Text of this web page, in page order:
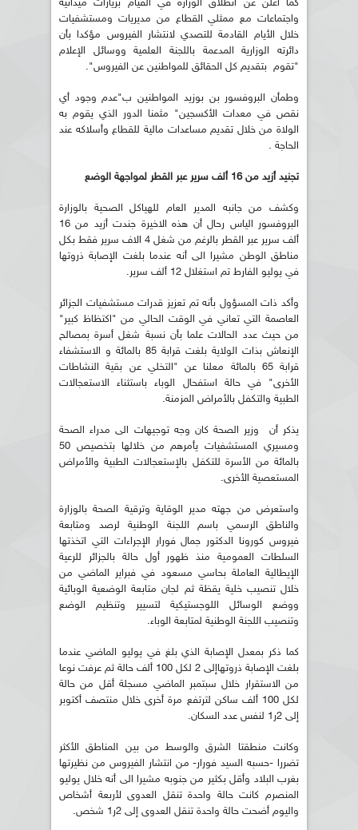
كما أعلن عن انطلاق الوزارة في القيام بزيارات ميدانية
واجتماعات مع ممثلي القطاع من مديريات ومستشفيات
خلال الأيام القادمة للتصدي لانتشار الفيروس مؤكدا بأن
دائرته الوزارية المدعمة باللجنة العلمية ووسائل الإعلام
"تقوم بتقديم كل الحقائق للمواطنين عن الفيروس".
وطمأن البروفسور بن بوزيد المواطنين ب"عدم وجود أي
نقص في معدات الأكسجين" مثمنا الدور الذي يقوم به
الولاة من خلال تقديم مساعدات مالية للقطاع وأسلاكه عند
الحاجة .
تجنيد أزيد من 16 ألف سرير عبر القطر لمواجهة الوضع
وكشف من جانبه المدير العام للهياكل الصحية بالوزارة
البروفسور الياس رحال أن هذه الاخيرة جندت أزيد من 16
ألف سرير عبر القطر بالرغم من شغل 4 الاف سرير فقط بكل
مناطق الوطن مشيرا الى أنه عندما بلغت الإصابة ذروتها
في يوليو الفارط تم استغلال 12 ألف سرير.
وأكد ذات المسؤول بأنه تم تعزيز قدرات مستشفيات الجزائر
العاصمة التي تعاني في الوقت الحالي من "اكتظاظ كبير"
من حيث عدد الحالات علما بأن نسبة شغل أسرة بمصالح
الإنعاش بذات الولاية بلغت قرابة 85 بالمائة و الاستشفاء
قرابة 65 بالمائة معلنا عن "التخلي عن بقية النشاطات
الأخرى" في حالة استفحال الوباء باستثناء الاستعجالات
الطبية والتكفل بالأمراض المزمنة.
يذكر أن وزير الصحة كان وجه توجيهات الى مدراء الصحة
ومسيري المستشفيات يأمرهم من خلالها بتخصيص 50
بالمائة من الأسرة للتكفل بالإستعجالات الطبية والأمراض
المستعصية الأخرى.
واستعرض من جهته مدير الوقاية وترقية الصحة بالوزارة
والناطق الرسمي باسم اللجنة الوطنية لرصد ومتابعة
فيروس كورونا الدكتور جمال فورار الإجراءات التي اتخذتها
السلطات العمومية منذ ظهور أول حالة بالجزائر للرعية
الإيطالية العاملة بحاسي مسعود في فبراير الماضي من
خلال تنصيب خلية يقظة ثم لجان متابعة الوضعية الوبائية
ووضع الوسائل اللوجستيكية لتسيير وتنظيم الوضع
وتنصيب اللجنة الوطنية لمتابعة الوباء.
كما ذكر بمعدل الإصابة الذي بلغ في يوليو الماضي عندما
بلغت الإصابة ذروتهاإلى 2 لكل 100 ألف حالة ثم عرفت نوعا
من الاستقرار خلال سبتمبر الماضي مسجلة أقل من حالة
لكل 100 ألف ساكن لترتفع مرة أخرى خلال منتصف أكتوبر
إلى 2ر1 لنفس عدد السكان.
وكانت منطقتا الشرق والوسط من بين المناطق الأكثر
تضررا -حسبه السيد فورار- من انتشار الفيروس من نظيرتها
بغرب البلاد وأقل بكثير من جنوبه مشيرا الى أنه خلال يوليو
المنصرم كانت حالة واحدة تنقل العدوى لأربعة أشخاص
واليوم أضحت حالة واحدة تنقل العدوى إلى 2ر1 شخص.